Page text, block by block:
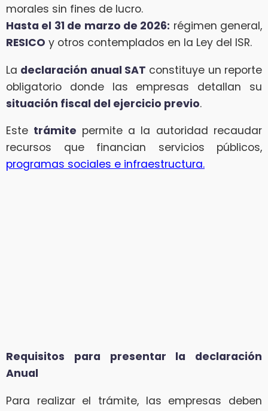
morales sin fines de lucro.
Hasta el 31 de marzo de 2026: régimen general,
RESICO y otros contemplados en la Ley del ISR.
La declaración anual SAT constituye un reporte
obligatorio donde las empresas detallan su
situación fiscal del ejercicio previo.
Este trámite permite a la autoridad recaudar
recursos que financian servicios públicos,
programas sociales e infraestructura.
Requisitos para presentar la declaración
Anual
Para realizar el trámite, las empresas deben